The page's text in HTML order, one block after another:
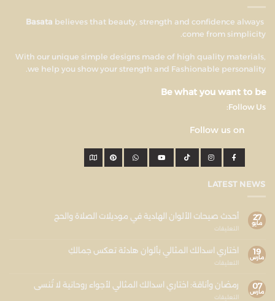
believes that beauty, strength and confidence always
come from simplicity.
With our unique simple designs made of high quality materials,
we help you show your strength and Fashionable personality.
Be what you want to be
Follow Us:
Follow us on
LATEST NEWS
27
مايو
أحدث صيحات الألوان الهادية في موديلات الصلاة والحج
التعليقات
19
مارس
اختاري اسدالك المثالي بألوان هادئة تعكس جمالكِ
التعليقات
07
مارس
رمضان وأناقة: اختاري اسدالك المثالي لأجواء روحانية لا تُنسى
التعليقات